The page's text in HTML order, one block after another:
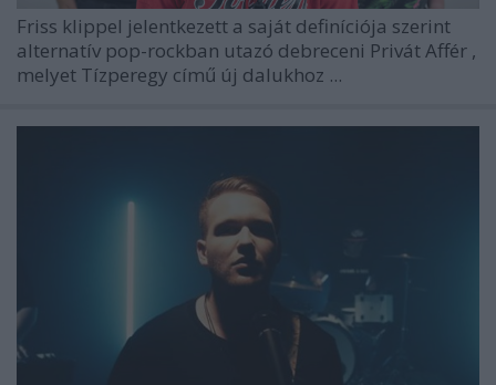
Friss klippel jelentkezett a saját definíciója szerint
alternatív pop-rockban utazó debreceni Privát Affér ,
melyet Tízperegy című új dalukhoz ...